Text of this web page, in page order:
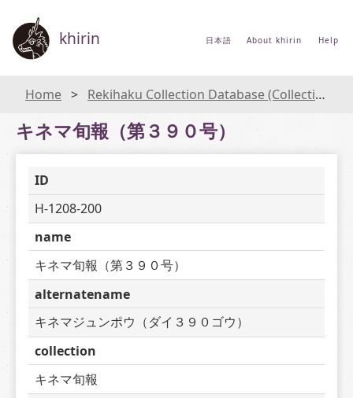
khirin 日本語 About khirin Help
Home Rekihaku Collection Database (Collections Database of the National Museum of Japanese History)
キネマ旬報（第３９０号）
ID
H-1208-200
name
キネマ旬報（第３９０号）
alternatename
キネマジュンポウ（ダイ３９０ゴウ）
collection
キネマ旬報